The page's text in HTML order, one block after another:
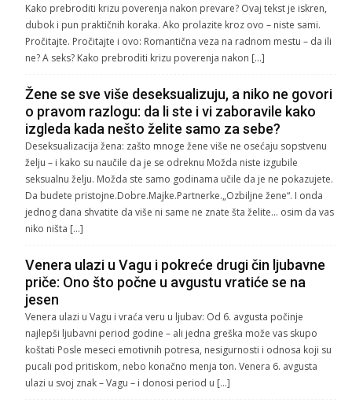
Kako prebroditi krizu poverenja nakon prevare? Ovaj tekst je iskren,
dubok i pun praktičnih koraka. Ako prolazite kroz ovo – niste sami.
Pročitajte. Pročitajte i ovo: Romantična veza na radnom mestu – da ili
ne? A seks? Kako prebroditi krizu poverenja nakon […]
Žene se sve više deseksualizuju, a niko ne govori
o pravom razlogu: da li ste i vi zaboravile kako
izgleda kada nešto želite samo za sebe?
Deseksualizacija žena: zašto mnoge žene više ne osećaju sopstvenu
želju – i kako su naučile da je se odreknu Možda niste izgubile
seksualnu želju. Možda ste samo godinama učile da je ne pokazujete.
Da budete pristojne.Dobre.Majke.Partnerke.„Ozbiljne žene“. I onda
jednog dana shvatite da više ni same ne znate šta želite… osim da vas
niko ništa […]
Venera ulazi u Vagu i pokreće drugi čin ljubavne
priče: Ono što počne u avgustu vratiće se na
jesen
Venera ulazi u Vagu i vraća veru u ljubav: Od 6. avgusta počinje
najlepši ljubavni period godine – ali jedna greška može vas skupo
koštati Posle meseci emotivnih potresa, nesigurnosti i odnosa koji su
pucali pod pritiskom, nebo konačno menja ton. Venera 6. avgusta
ulazi u svoj znak – Vagu – i donosi period u […]